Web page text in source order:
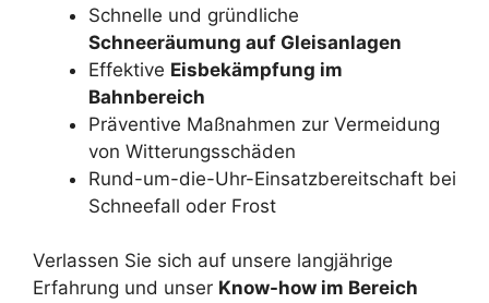
Schnelle und gründliche
Schneeräumung auf Gleisanlagen
Effektive Eisbekämpfung im
Bahnbereich
Präventive Maßnahmen zur Vermeidung
von Witterungsschäden
Rund-um-die-Uhr-Einsatzbereitschaft bei
Schneefall oder Frost
Verlassen Sie sich auf unsere langjährige
Erfahrung und unser Know-how im Bereich